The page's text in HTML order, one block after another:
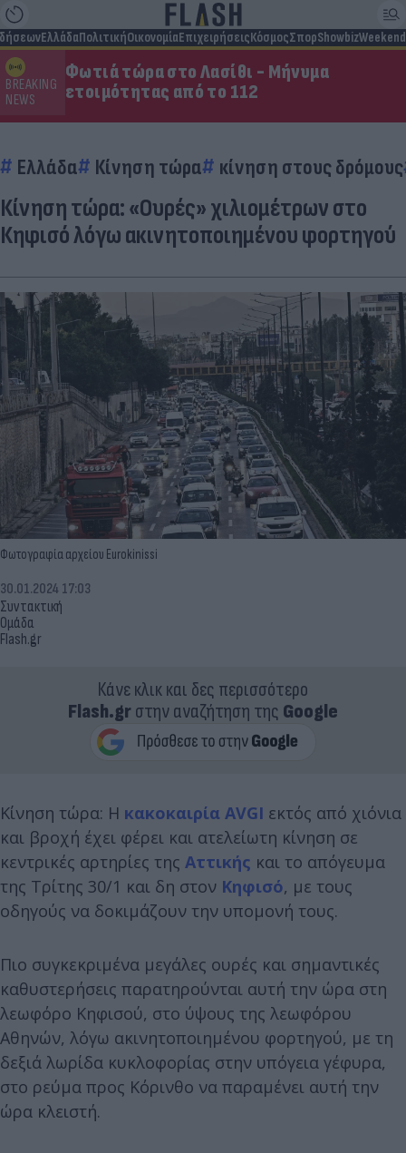
ΕλλάδαΠολιτικήΟικονομίαΕπιχειρήσειςΚόσμοςΣπορShowbizWeekend
BREAKING
NEWS
Φωτιά τώρα στο Λασίθι - Μήνυμα
ετοιμότητας από το 112
Ελλάδα Κίνηση τώρα κίνηση στους δρόμους
Κίνηση τώρα: «Ουρές» χιλιομέτρων στο
Κηφισό λόγω ακινητοποιημένου φορτηγού
Φωτογραφία αρχείου Eurokinissi
Συντακτική
Ομάδα
Flash.gr
30.01.2024 17:03
Κάνε κλικ και δες περισσότερο
Flash.grστην αναζήτηση της Google
Κίνηση τώρα: Η κακοκαιρία AVGI εκτός από χιόνια
και βροχή έχει φέρει και ατελείωτη κίνηση σε
κεντρικές αρτηρίες της Αττικής και το απόγευμα
της Τρίτης 30/1 και δη στον Κηφισό, με τους
οδηγούς να δοκιμάζουν την υπομονή τους.
Πιο συγκεκριμένα μεγάλες ουρές και σημαντικές
καθυστερήσεις παρατηρούνται αυτή την ώρα στη
λεωφόρο Κηφισού, στο ύψους της λεωφόρου
Αθηνών, λόγω ακινητοποιημένου φορτηγού, με τη
δεξιά λωρίδα κυκλοφορίας στην υπόγεια γέφυρα,
στο ρεύμα προς Κόρινθο να παραμένει αυτή την
ώρα κλειστή.